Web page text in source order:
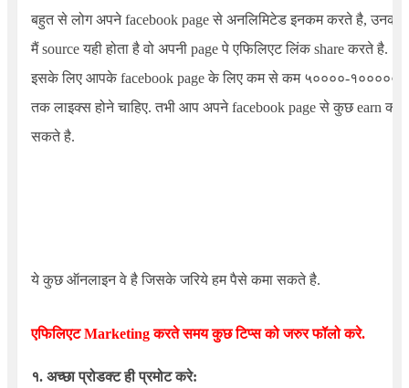
बहुत से लोग अपने facebook page से अनलिमिटेड इनकम करते है, उनका
मैं source यही होता है वो अपनी page पे एफिलिएट लिंक share करते है.
इसके लिए आपके facebook page के लिए कम से कम ५००००-१०००००
तक लाइक्स होने चाहिए. तभी आप अपने facebook page से कुछ earn कर
सकते है.
ये कुछ ऑनलाइन वे है जिसके जरिये हम पैसे कमा सकते है.
एफिलिएट Marketing करते समय कुछ टिप्स को जरुर फॉलो करे.
१. अच्छा प्रोडक्ट ही प्रमोट करे: